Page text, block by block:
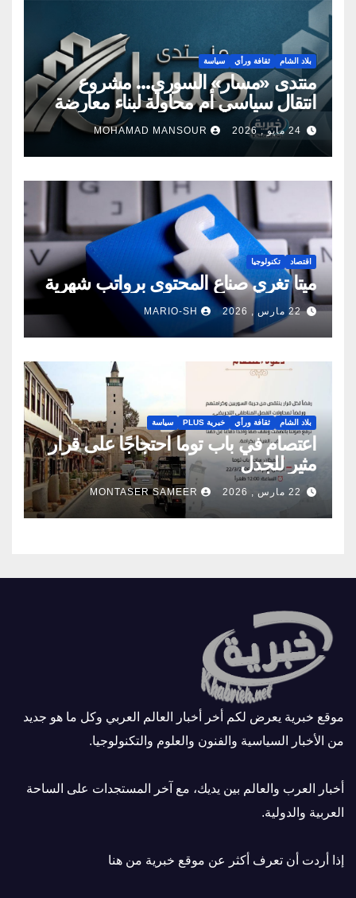
بلاد الشام ثقافة ورأي سياسة
منتدى «مسار» السوري… مشروع
انتقال سياسي أم محاولة لبناء معارضة
جديدة؟
24 مايو , 2026 MOHAMAD MANSOUR
اقتصاد تكنولوجيا
ميتا تغري صناع المحتوى برواتب شهرية
22 مارس , 2026 MARIO-SH
بلاد الشام ثقافة ورأي خبرية PLUS سياسة
اعتصام في باب توما احتجاجًا على قرار
مثير للجدل
22 مارس , 2026 MONTASER SAMEER
موقع خبرية يعرض لكم أخر أخبار العالم العربي وكل ما هو جديد
من الأخبار السياسية والفنون والعلوم والتكنولوجيا.
أخبار العرب والعالم بين يديك، مع آخر المستجدات على الساحة
العربية والدولية.
إذا أردت أن تعرف أكثر عن موقع خبرية من هنا